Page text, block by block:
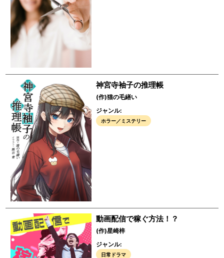
神宮寺袖子の推理帳
(作)猫の毛繕い
ジャンル:
ホラー／ミステリー
動画配信で稼ぐ方法！？
(作)星崎梓
ジャンル:
日常ドラマ